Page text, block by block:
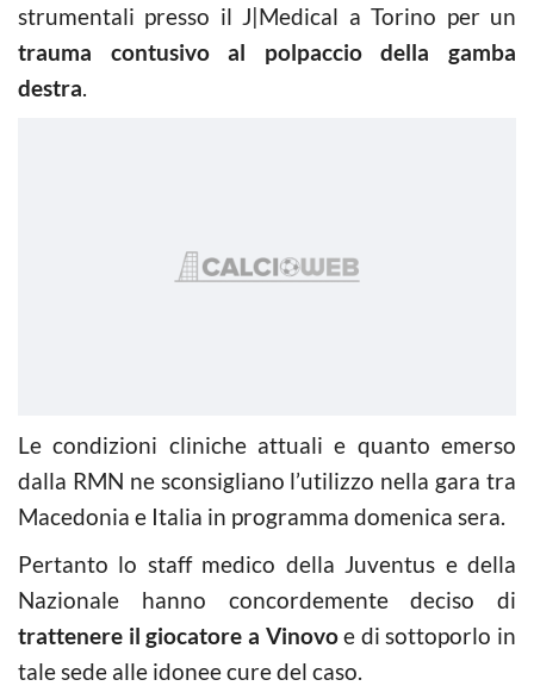
strumentali presso il J|Medical a Torino per un
trauma contusivo al polpaccio della gamba
destra.
Le condizioni cliniche attuali e quanto emerso
dalla RMN ne sconsigliano l’utilizzo nella gara tra
Macedonia e Italia in programma domenica sera.
Pertanto lo staff medico della Juventus e della
Nazionale hanno concordemente deciso di
trattenere il giocatore a Vinovoe di sottoporlo in
tale sede alle idonee cure del caso.